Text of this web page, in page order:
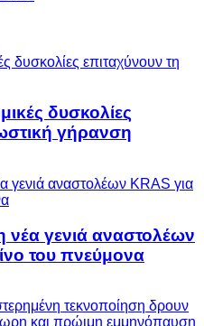
δυσκολίες
γήρανση
γενιά αναστολέων
του πνεύμονα